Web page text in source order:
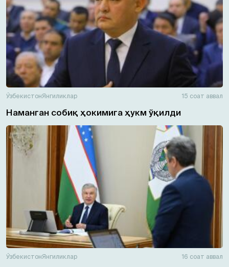
ЎзбекистонЯнгиликлар 15 соат аввал
Наманган собиқ ҳокимига ҳукм ўқилди
ЎзбекистонЯнгиликлар 16 соат аввал